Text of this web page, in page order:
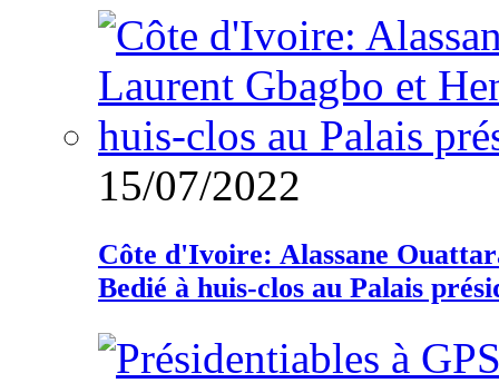
15/07/2022
Côte d'Ivoire: Alassane
Bedié à huis-clos au Palais